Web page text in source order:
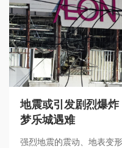
地震或引发剧烈爆
梦乐城遇难
强烈地震的震动、地表变